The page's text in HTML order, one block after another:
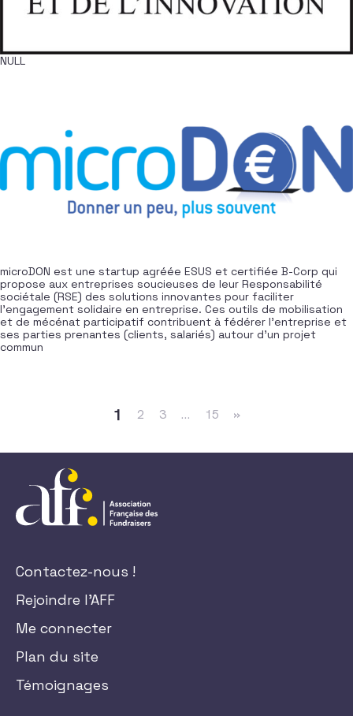
NULL
microDON est une startup agréée ESUS et certifiée B-Corp qui
propose aux entreprises soucieuses de leur Responsabilité
sociétale (RSE) des solutions innovantes pour faciliter
l’engagement solidaire en entreprise. Ces outils de mobilisation
et de mécénat participatif contribuent à fédérer l’entreprise et
ses parties prenantes (clients, salariés) autour d’un projet
commun
1 2 3 … 15 »
Contactez-nous !
Rejoindre l'AFF
Me connecter
Plan du site
Témoignages